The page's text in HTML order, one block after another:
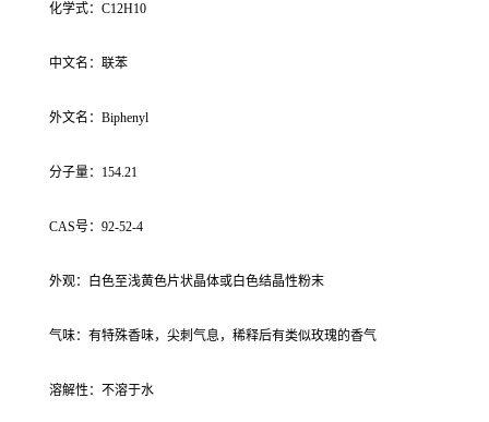
化学式：C12H10
中文名：联苯
外文名：Biphenyl
分子量：154.21
CAS号：92-52-4
外观：白色至浅黄色片状晶体或白色结晶性粉末
气味：有特殊香味，尖刺气息，稀释后有类似玫瑰的香气
溶解性：不溶于水